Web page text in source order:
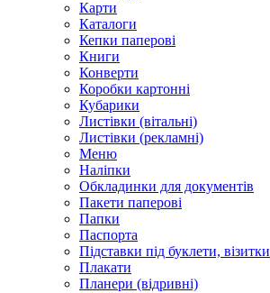
Карти
Каталоги
Кепки паперові
Книги
Конверти
Коробки картонні
Кубарики
Листівки (вітальні)
Листівки (рекламні)
Меню
Наліпки
Обкладинки для документів
Пакети паперові
Папки
Паспорта
Підставки під буклети, візитки
Плакати
Планери (відривні)